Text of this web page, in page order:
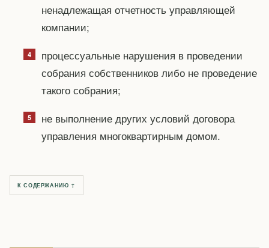
ненадлежащая отчетность управляющей
компании;
процессуальные нарушения в проведении
собрания собственников либо не проведение
такого собрания;
не выполнение других условий договора
управления многоквартирным домом.
К СОДЕРЖАНИЮ ↑